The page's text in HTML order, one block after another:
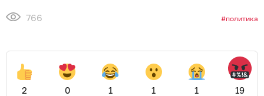
766 политика
2 0 1 1 1 19